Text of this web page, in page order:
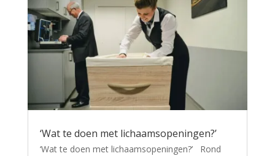
‘Wat te doen met lichaamsopeningen?’
‘Wat te doen met lichaamsopeningen?’ Rond